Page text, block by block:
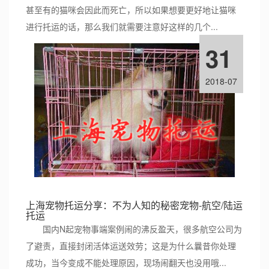
甚至有的猫咪会因此而死亡，所以如果想要更好地让猫咪
进行托运的话，那么我们就需要注意好这样的几个...
上海宠物托运分享：不为人知的秘密宠物-航空/陆运
托运
国内N起宠物事端案例闹的沸反盈天，很多航空公司为
了避责，直接封闭活体运送效劳；这是为什么曩昔你处理
成功，当今变成不能处理原因，现场闹翻天也没用哦...
31
2018-07